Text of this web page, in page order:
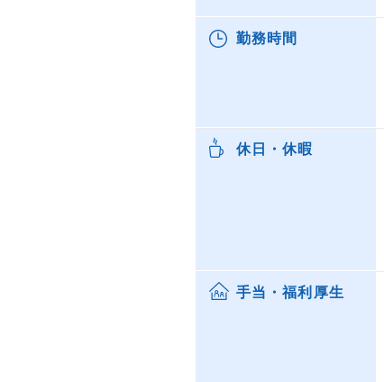
勤務時間
休日・休暇
手当・福利厚生